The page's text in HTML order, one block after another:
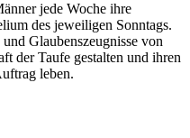
jede Woche ihre
des jeweiligen Sonntags.
Glaubenszeugnisse von
der Taufe gestalten und ihren
leben.